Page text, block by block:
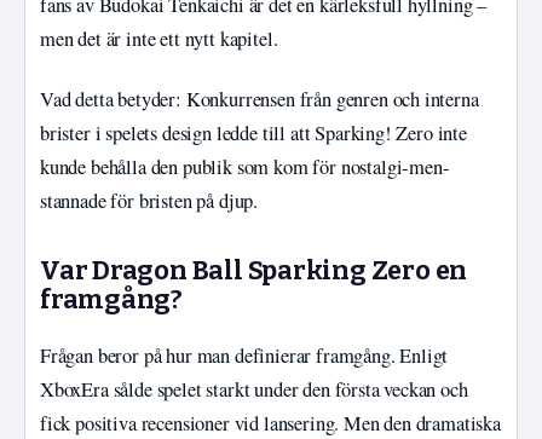
men det är inte ett nytt kapitel.
Vad detta betyder: Konkurrensen från genren och interna
brister i spelets design ledde till att Sparking! Zero inte
kunde behålla den publik som kom för nostalgi-men-
stannade för bristen på djup.
Var Dragon Ball Sparking Zero en
framgång?
Frågan beror på hur man definierar framgång. Enligt
XboxEra sålde spelet starkt under den första veckan och
fick positiva recensioner vid lansering. Men den dramatiska